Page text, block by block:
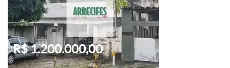
R$ 1.200.000,00